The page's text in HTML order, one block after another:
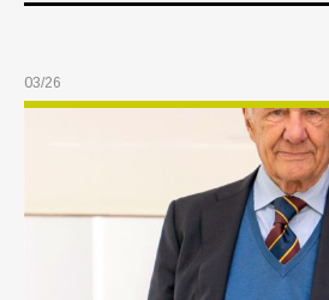
03/26